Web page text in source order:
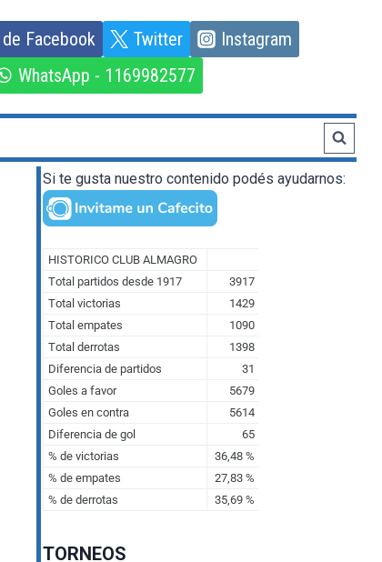
de Facebook Twitter
Instagram
WhatsApp - 1169982577
Si te gusta nuestro contenido podés ayudarnos:
TORNEOS